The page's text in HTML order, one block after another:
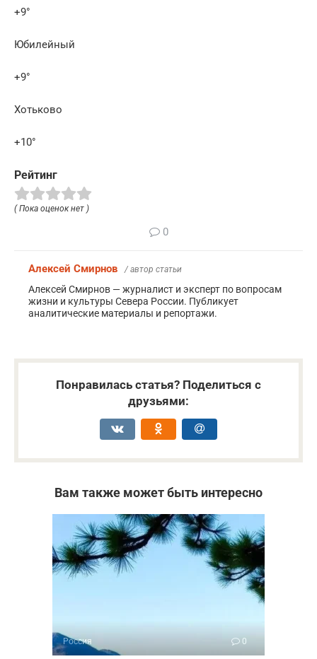
+9°
Юбилейный
+9°
Хотьково
+10°
Рейтинг
( Пока оценок нет )
0
Алексей Смирнов / автор статьи
Алексей Смирнов — журналист и эксперт по вопросам
жизни и культуры Севера России. Публикует
аналитические материалы и репортажи.
Понравилась статья? Поделиться с
друзьями:
Вам также может быть интересно
Россия 0